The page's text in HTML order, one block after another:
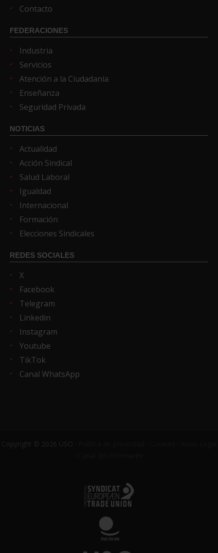
Contacto
FEDERACIONES
Industria
Servicios
Atención a la Ciudadanía
Enseñanza
Seguridad Privada
NOTICIAS
Actualidad
Acción Sindical
Salud Laboral
Igualdad
Internacional
Formación
Elecciones Sindicales
REDES SOCIALES
X
Facebook
Telegram
Linkedin
Instagram
Youtube
TikTok
Canal WhatsApp
Copyright © 2026 USO ·